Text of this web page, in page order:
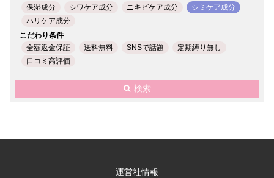
保湿成分
シワケア成分 ニキビケア成分
シミケア成分
ハリケア成分
こだわり条件
全額返金保証
送料無料 SNSで話題
定期縛り無し
口コミ高評価
検索
運営社情報